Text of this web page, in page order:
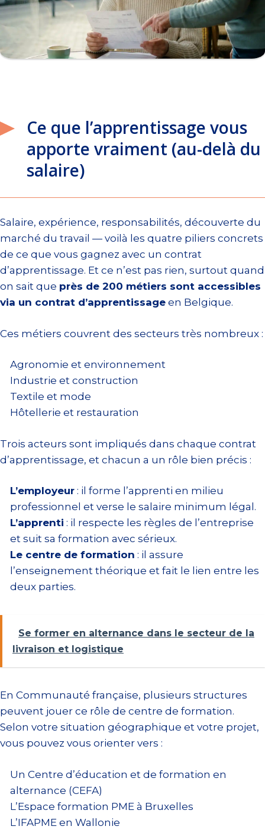
Ce que l’apprentissage vous
apporte vraiment (au-delà du
salaire)
Salaire, expérience, responsabilités, découverte du
marché du travail — voilà les quatre piliers concrets
de ce que vous gagnez avec un contrat
d’apprentissage. Et ce n’est pas rien, surtout quand
on sait que près de 200 métiers sont accessibles
via un contrat d’apprentissage en Belgique.
Ces métiers couvrent des secteurs très nombreux :
Agronomie et environnement
Industrie et construction
Textile et mode
Hôtellerie et restauration
Trois acteurs sont impliqués dans chaque contrat
d’apprentissage, et chacun a un rôle bien précis :
L’employeur : il forme l’apprenti en milieu
professionnel et verse le salaire minimum légal.
L’apprenti : il respecte les règles de l’entreprise
et suit sa formation avec sérieux.
Le centre de formation : il assure
l’enseignement théorique et fait le lien entre les
deux parties.
Se former en alternance dans le secteur de la
livraison et logistique
En Communauté française, plusieurs structures
peuvent jouer ce rôle de centre de formation.
Selon votre situation géographique et votre projet,
vous pouvez vous orienter vers :
Un Centre d’éducation et de formation en
alternance (CEFA)
L’Espace formation PME à Bruxelles
L’IFAPME en Wallonie